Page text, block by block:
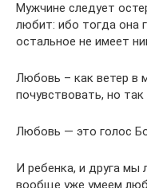
Мужчине следует
любит: ибо тогда она
остальное не имеет
Любовь – как ветер в
почувствовать, но
Любовь — это голос
И ребенка, и друга
вообще уже умеем